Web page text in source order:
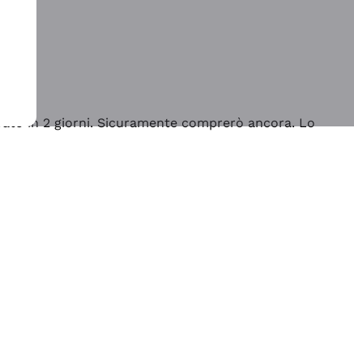
in 2 giorni. Sicuramente comprerò ancora. Lo